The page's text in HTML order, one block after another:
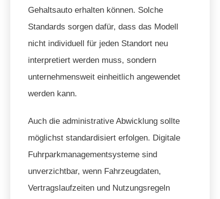
Gehaltsauto erhalten können. Solche
Standards sorgen dafür, dass das Modell
nicht individuell für jeden Standort neu
interpretiert werden muss, sondern
unternehmensweit einheitlich angewendet
werden kann.
Auch die administrative Abwicklung sollte
möglichst standardisiert erfolgen. Digitale
Fuhrparkmanagementsysteme sind
unverzichtbar, wenn Fahrzeugdaten,
Vertragslaufzeiten und Nutzungsregeln